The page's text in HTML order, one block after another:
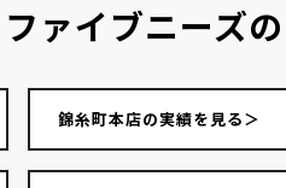
ファイブニーズの
錦糸町本店の実績を見る＞